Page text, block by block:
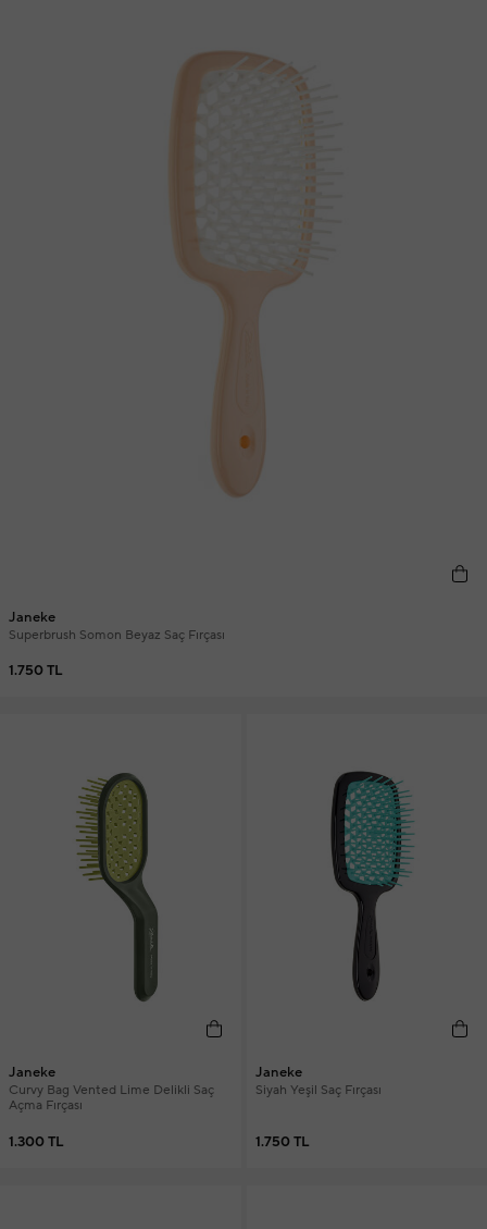
Janeke
Superbrush Somon Beyaz Saç Fırçası
1.750 TL
Janeke
Curvy Bag Vented Lime Delikli Saç
Açma Fırçası
1.300 TL
Janeke
Siyah Yeşil Saç Fırçası
1.750 TL